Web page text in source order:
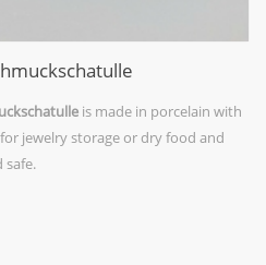
is made in porcelain with
jewelry storage or dry food and
safe.